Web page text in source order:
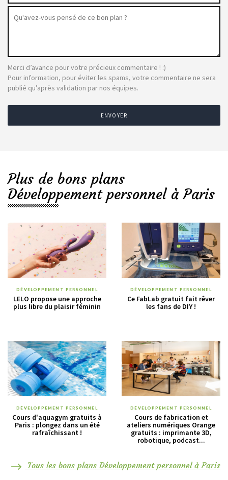
Merci d’avance pour votre précieux commentaire ! :)
Pour information, pour éviter les spams, votre commentaire ne sera
publié qu’après validation par nos équipes.
ENVOYER
Plus de bons plans
Développement personnel à Paris
DÉVELOPPEMENT PERSONNEL
LELO propose une approche
plus libre du plaisir féminin
DÉVELOPPEMENT PERSONNEL
Ce FabLab gratuit fait rêver
les fans de DIY !
DÉVELOPPEMENT PERSONNEL
Cours d'aquagym gratuits à
Paris : plongez dans un été
rafraîchissant !
DÉVELOPPEMENT PERSONNEL
Cours de fabrication et
ateliers numériques Orange
gratuits : imprimante 3D,
robotique, podcast...
Tous les bons plans Développement personnel à Paris